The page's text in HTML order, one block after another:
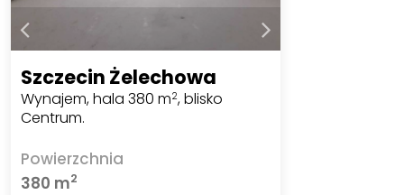
Szczecin Żelechowa
Wynajem, hala 380 m2, blisko
Centrum.
Powierzchnia
380 m2